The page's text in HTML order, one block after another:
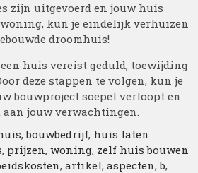
zijn uitgevoerd en jouw huis
kun je eindelijk verhuizen
droomhuis!
huis vereist geduld, toewijding
deze stappen te volgen, kun je
bouwproject soepel verloopt en
jouw verwachtingen.
,bouwbedrijf, huis laten
, prijzen,woning, zelf huis bouwen
,artikel,aspecten,b,